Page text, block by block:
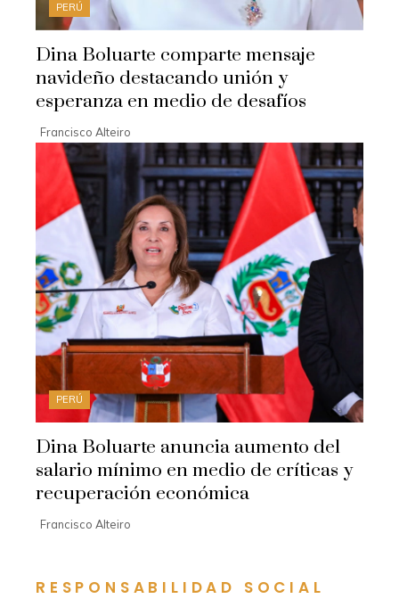
PERÚ
Dina Boluarte comparte mensaje
navideño destacando unión y
esperanza en medio de desafíos
Francisco Alteiro
PERÚ
Dina Boluarte anuncia aumento del
salario mínimo en medio de críticas y
recuperación económica
Francisco Alteiro
RESPONSABILIDAD SOCIAL